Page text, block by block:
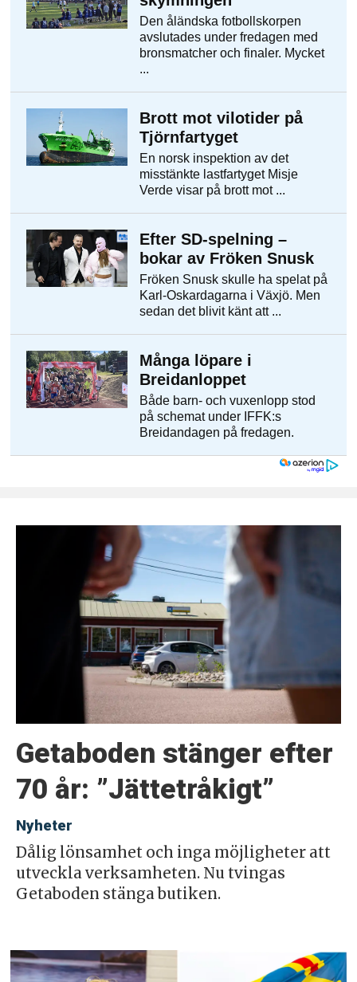
Getaboden stänger efter
70 år: ”Jättetråkigt”
Nyheter
Dålig lönsamhet och inga möjligheter att
utveckla verksamheten. Nu tvingas
Getaboden stänga butiken.